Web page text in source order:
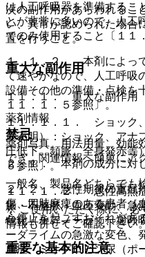
は人工呼吸器を準備するこ
とが非常に多いので、人工
てのみ使用すること〔１１
１．１．２． 本剤によっ
て速やかなので、人工呼吸
設備その他の準備・点検を
１１．１．５参照〕。
禁忌
２．１． 本剤の成分に対
２．２． 急性期後の重症
傷、四肢麻痺のある患者［
心停止を起こすおそれがあ
重要な基本的注意
次の副作用があらわれるこ
い、異常が認められた場合
置を行うこと。
重大な副作用
１１．１． 重大な副作用
１１．１．１． ショック
度不明）：ショック、アナ
圧低下、頻脈、全身発赤等
５参照〕。
１１．１．２． 悪性高熱
脈・不整脈・血圧変動、急
色化（チアノーゼ）、過呼
ーダライムの急激な変色、
血症、ミオグロビン尿（ポ
薬剤情報
薬剤写真、用法用量、効能
でき、関連情報へ簡単にア
一般名、製品名どちらでも
※ ご使用いただく際に、必
情報も併せてご確認下さい